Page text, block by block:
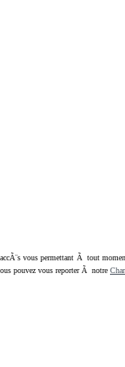
vous permettant Ã tout
pouvez vous reporter Ã notre